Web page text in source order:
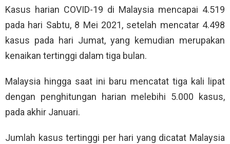
Kasus harian COVID-19 di Malaysia mencapai 4.519
pada hari Sabtu, 8 Mei 2021, setelah mencatar 4.498
kasus pada hari Jumat, yang kemudian merupakan
kenaikan tertinggi dalam tiga bulan.
Malaysia hingga saat ini baru mencatat tiga kali lipat
dengan penghitungan harian melebihi 5.000 kasus,
pada akhir Januari.
Jumlah kasus tertinggi per hari yang dicatat Malaysia